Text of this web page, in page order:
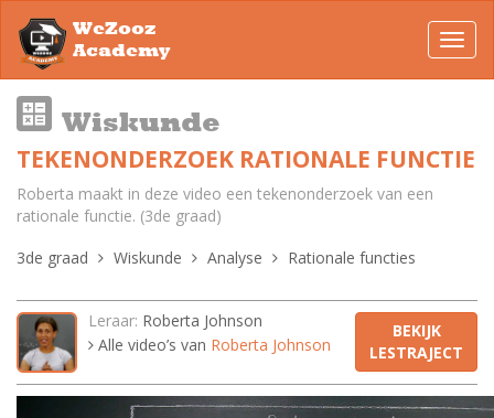
WeZooz
Academy
Wiskunde
TEKENONDERZOEK RATIONALE FUNCTIE
Roberta maakt in deze video een tekenonderzoek van een
rationale functie. (3de graad)
3de graad
Wiskunde Analyse Rationale functies
Leraar: Roberta Johnson
Alle video’s van Roberta Johnson
BEKIJK
LESTRAJECT